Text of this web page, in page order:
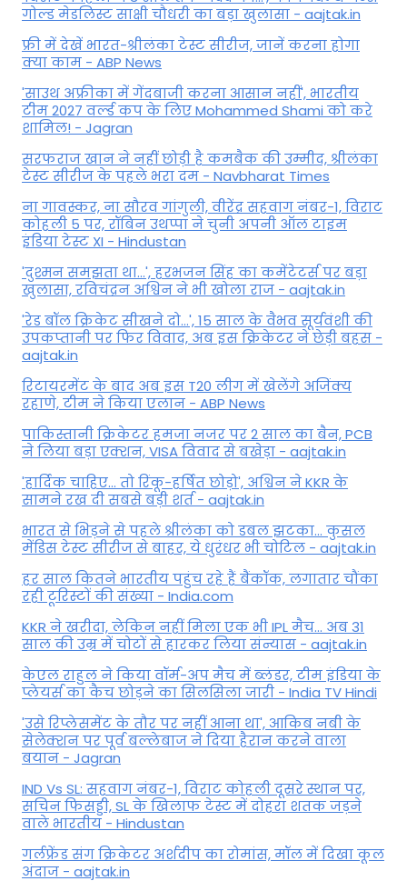
गोल्ड मेडलिस्ट साक्षी चौधरी का बड़ा खुलासा - aajtak.in
फ्री में देखें भारत-श्रीलंका टेस्ट सीरीज, जानें करना होगा
क्या काम - ABP News
'साउथ अफ्रीका में गेंदबाजी करना आसान नहीं', भारतीय
टीम 2027 वर्ल्‍ड कप के लिए Mohammed Shami को करे
शामिल! - Jagran
सरफराज खान ने नहीं छोड़ी है कमबैक की उम्मीद, श्रीलंका
टेस्ट सीरीज के पहले भरा दम - Navbharat Times
ना गावस्कर, ना सौरव गांगुली, वीरेंद्र सहवाग नंबर-1, विराट
कोहली 5 पर, रॉबिन उथप्पा ने चुनी अपनी ऑल टाइम
इंडिया टेस्ट XI - Hindustan
'दुश्मन समझता था...', हरभजन सिंह का कमेंटेटर्स पर बड़ा
खुलासा, रव‍िचंद्रन अश्विन ने भी खोला राज - aajtak.in
'रेड बॉल क्रिकेट सीखने दो...', 15 साल के वैभव सूर्यवंशी की
उपकप्तानी पर फ‍िर व‍िवाद, अब इस क्रिकेटर ने छेड़ी बहस -
aajtak.in
रिटायरमेंट के बाद अब इस T20 लीग में खेलेंगे अजिंक्य
रहाणे, टीम ने किया एलान - ABP News
पाकिस्तानी क्रिकेटर हमजा नजर पर 2 साल का बैन, PCB
ने ल‍िया बड़ा एक्शन, VISA व‍िवाद से बखेड़ा - aajtak.in
'हार्दिक चाहिए... तो रिंकू-हर्षित छोड़ो', अश्विन ने KKR के
सामने रख दी सबसे बड़ी शर्त - aajtak.in
भारत से भिड़ने से पहले श्रीलंका को डबल झटका... कुसल
मेंडिस टेस्ट सीरीज से बाहर, ये धुरंधर भी चोटिल - aajtak.in
हर साल कितने भारतीय पहुंच रहे हैं बैंकॉक, लगातार चौंका
रही टूरिस्टों की संख्या - India.com
KKR ने खरीदा, लेकिन नहीं मिला एक भी IPL मैच... अब 31
साल की उम्र में चोटों से हारकर लिया संन्यास - aajtak.in
केएल राहुल ने किया वॉर्म-अप मैच में ब्लंडर, टीम इंडिया के
प्लेयर्स का कैच छोड़ने का सिलसिला जारी - India TV Hindi
'उसे रिप्लेसमेंट के तौर पर नहीं आना था', आकिब नबी के
सेलेक्शन पर पूर्व बल्लेबाज ने दिया हैरान करने वाला
बयान - Jagran
IND Vs SL: सहवाग नंबर-1, विराट कोहली दूसरे स्थान पर,
सचिन फिसड्डी, SL के खिलाफ टेस्ट में दोहरा शतक जड़ने
वाले भारतीय - Hindustan
गर्लफ्रेंड संग क्रिकेटर अर्शदीप का रोमांस, मॉल में द‍िखा कूल
अंदाज - aajtak.in